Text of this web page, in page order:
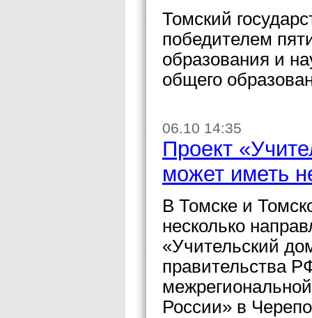
Томский
победителем
образования и
общего
06.10 14:35
Проект
может иметь
В Томске и
несколько
«Учительский
правительства
России» в